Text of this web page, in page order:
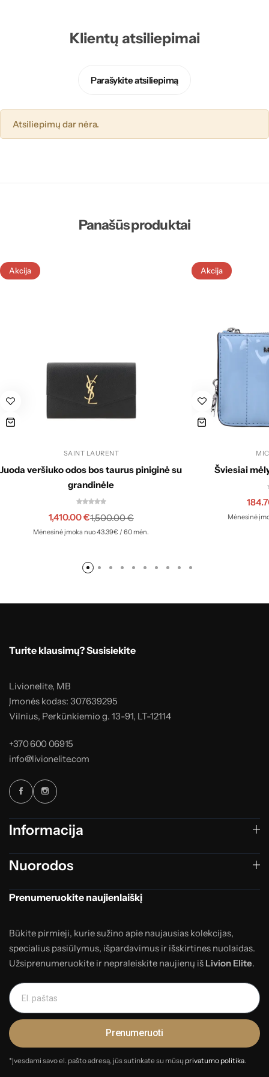
Klientų atsiliepimai
Parašykite atsiliepimą
Atsiliepimų dar nėra.
Panašūs produktai
Akcija
SAINT LAURENT
Juoda veršiuko odos bos taurus piniginė su
grandinėle
1,500.00€
1,410.00€
Mėnesinė įmoka nuo 43.39€ / 60 mėn.
Akcija
Šviesiai
Mėnesinė
Turite klausimų? Susisiekite
Livionelite, MB
Įmonės kodas: 307639295
Vilnius, Perkūnkiemio g. 13-91, LT-12114
+370 600 06915
info@livionelite.com
Informacija
Nuorodos
Prenumeruokite naujienlaiškį
Būkite pirmieji, kurie sužino apie naujausias kolekcijas,
specialius pasiūlymus, išpardavimus ir išskirtines nuolaidas.
Užsiprenumeruokite ir nepraleiskite naujienų iš Livion Elite.
Prenumeruoti
*Įvesdami savo el. pašto adresą, jūs sutinkate su mūsų privatumo politika.